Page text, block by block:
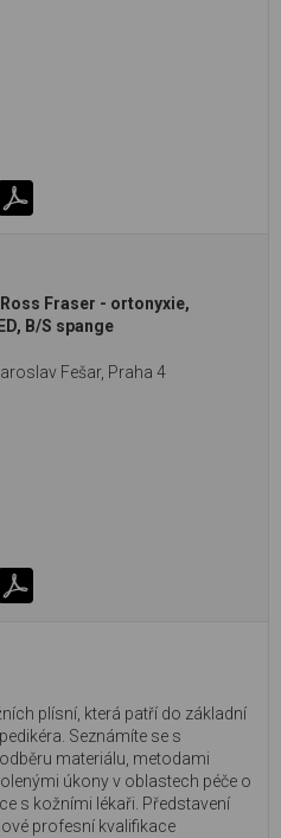
Fraser - ortonyxie,
B/S spange
Fešar, Praha 4
plísní, která patří do základní
Seznámíte se s
materiálu, metodami
úkony v oblastech péče o
s kožními lékaři. Představení
profesní kvalifikace